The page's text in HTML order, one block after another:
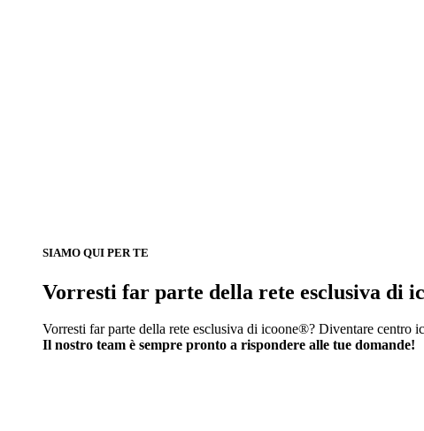
SIAMO QUI PER TE
Vorresti far parte della rete esclusiva di
Vorresti far parte della rete esclusiva di icoone®? Diventare centro
Il nostro team è sempre pronto a rispondere alle tue domande!